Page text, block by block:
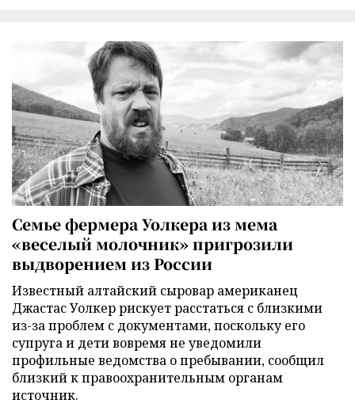
Семье фермера Уолкера из мема
«веселый молочник» пригрозили
выдворением из России
Известный алтайский сыровар американец
Джастас Уолкер рискует расстаться с близкими
из-за проблем с документами, поскольку его
супруга и дети вовремя не уведомили
профильные ведомства о пребывании, сообщил
близкий к правоохранительным органам
источник.